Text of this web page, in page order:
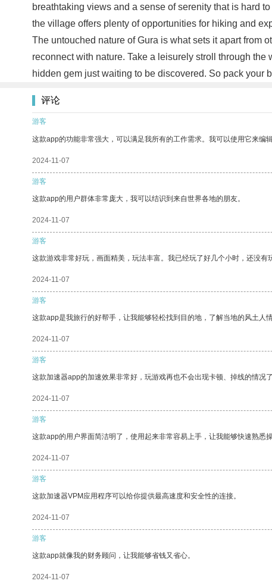
breathtaking views and a sense of serenity that is hard
the village offers plenty of opportunities for hiking and
The untouched nature of Gura is what sets it apart from
reconnect with nature. Take a leisurely stroll through
hidden gem just waiting to be discovered. So pack your
评论
游客
这款app的功能非常强大，可以满足我所有的工作需求。我可以使用它来编
2024-11-07
游客
这款app的用户群体非常庞大，我可以结识到来自世界各地的朋友。
2024-11-07
游客
这款游戏非常好玩，画面精美，玩法丰富。我已经玩了好几个小时，还没有
2024-11-07
游客
这款app是我旅行的好帮手，让我能够轻松找到目的地，了解当地的风土人情
2024-11-07
游客
这款加速器app的加速效果非常好，玩游戏再也不会出现卡顿、掉线的情况
2024-11-07
游客
这款app的用户界面简洁明了，使用起来非常容易上手，让我能够快速熟悉
2024-11-07
游客
这款加速器VPM应用程序可以给你提供最高速度和安全性的连接。
2024-11-07
游客
这款app就像我的财务顾问，让我能够省钱又省心。
2024-11-07